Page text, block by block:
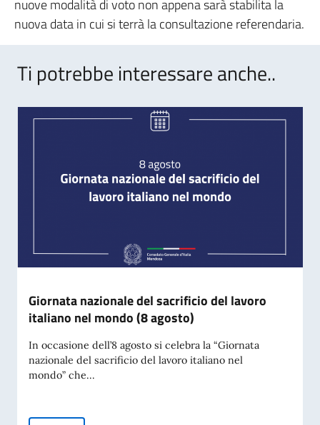
nuove modalità di voto non appena sarà stabilita la
nuova data in cui si terrà la consultazione referendaria.
Ti potrebbe interessare anche..
Giornata nazionale del sacrificio del lavoro
italiano nel mondo (8 agosto)
In occasione dell’8 agosto si celebra la “Giornata
nazionale del sacrificio del lavoro italiano nel
mondo” che...